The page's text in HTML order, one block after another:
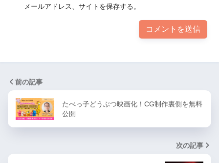
メールアドレス、サイトを保存する。
前の記事
たべっ子どうぶつ映画化！CG制作裏側を無料
公開
次の記事